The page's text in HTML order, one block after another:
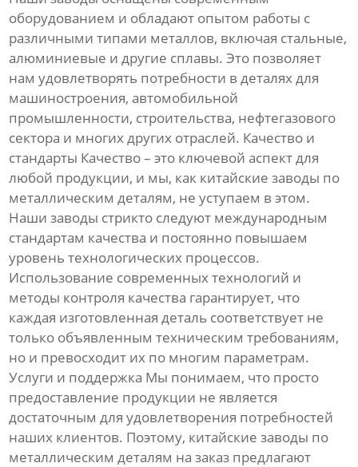
оборудованием и обладают опытом работы с
различными типами металлов, включая стальные,
алюминиевые и другие сплавы. Это позволяет
нам удовлетворять потребности в деталях для
машиностроения, автомобильной
промышленности, строительства, нефтегазового
сектора и многих других отраслей. Качество и
стандарты Качество – это ключевой аспект для
любой продукции, и мы, как китайские заводы по
металлическим деталям, не уступаем в этом.
Наши заводы стрикто следуют международным
стандартам качества и постоянно повышаем
уровень технологических процессов.
Использование современных технологий и
методы контроля качества гарантирует, что
каждая изготовленная деталь соответствует не
только объявленным техническим требованиям,
но и превосходит их по многим параметрам.
Услуги и поддержка Мы понимаем, что просто
предоставление продукции не является
достаточным для удовлетворения потребностей
наших клиентов. Поэтому, китайские заводы по
металлическим деталям на заказ предлагают